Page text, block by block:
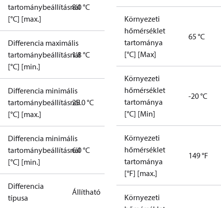
tartománybeállításnál
[°C] [max.]
8.0 °C
Differencia maximális
tartománybeállításnál
[°C] [min.]
1.8 °C
Differencia minimális
tartománybeállításnál
[°C] [max.]
25.0 °C
Differencia minimális
tartománybeállításnál
[°C] [min.]
6.0 °C
Differencia
típusa
Állítható
Környezeti
hőmérséklet
tartománya
[°C] [Max]
65 °C
Környezeti
hőmérséklet
tartománya
[°C] [Min]
-20 °C
Környezeti
hőmérséklet
tartománya
[°F] [max.]
149 °F
Környezeti